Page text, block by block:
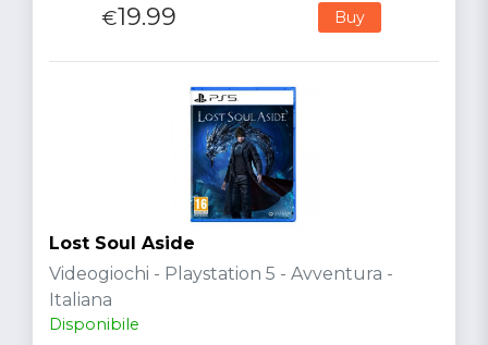
€19.99 Buy
Lost Soul Aside
Videogiochi - Playstation 5 - Avventura -
Italiana
Disponibile